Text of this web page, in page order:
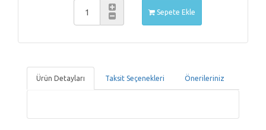
Sepete Ekle
Ürün Detayları Taksit Seçenekleri Önerileriniz